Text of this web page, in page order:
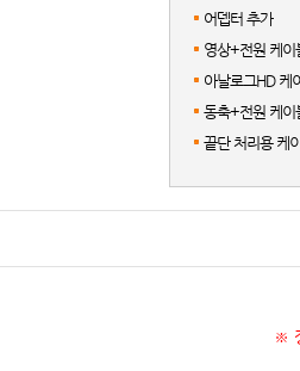
어뎁터 추가
영상+전원 케이
아날로그HD 케
동축+전원 케이
끝단 처리용 케
※